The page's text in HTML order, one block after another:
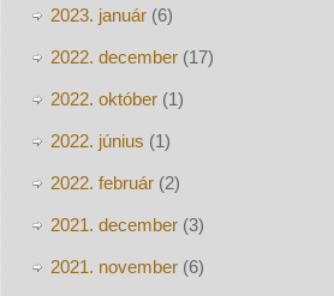
2023. január(6)
2022. december(17)
2022. október(1)
2022. június (1)
2022. február(2)
2021. december(3)
2021. november(6)